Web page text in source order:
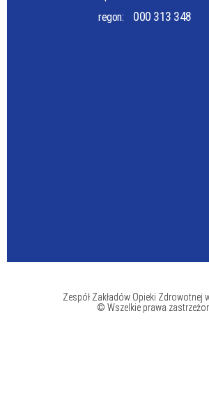
regon: 000 313 348
Zespół Zakładów Opieki Zdrowotnej
© Wszelkie prawa